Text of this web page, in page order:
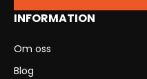
INFORMATION
Om oss
Blog